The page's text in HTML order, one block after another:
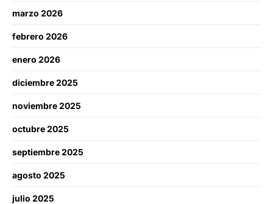
marzo 2026
febrero 2026
enero 2026
diciembre 2025
noviembre 2025
octubre 2025
septiembre 2025
agosto 2025
julio 2025